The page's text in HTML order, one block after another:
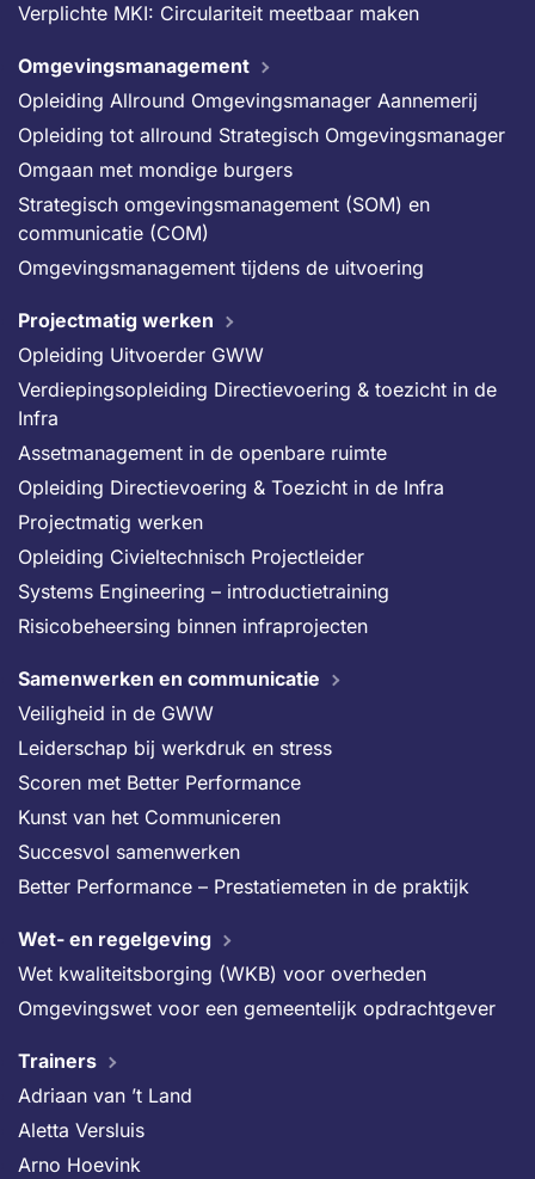
Verplichte MKI: Circulariteit meetbaar maken
Omgevingsmanagement
Opleiding Allround Omgevingsmanager Aannemerij
Opleiding tot allround Strategisch Omgevingsmanager
Omgaan met mondige burgers
Strategisch omgevingsmanagement (SOM) en
communicatie (COM)
Omgevingsmanagement tijdens de uitvoering
Projectmatig werken
Opleiding Uitvoerder GWW
Verdiepingsopleiding Directievoering & toezicht in de
Infra
Assetmanagement in de openbare ruimte
Opleiding Directievoering & Toezicht in de Infra
Projectmatig werken
Opleiding Civieltechnisch Projectleider
Systems Engineering – introductietraining
Risicobeheersing binnen infraprojecten
Samenwerken en communicatie
Veiligheid in de GWW
Leiderschap bij werkdruk en stress
Scoren met Better Performance
Kunst van het Communiceren
Succesvol samenwerken
Better Performance – Prestatiemeten in de praktijk
Wet- en regelgeving
Wet kwaliteitsborging (WKB) voor overheden
Omgevingswet voor een gemeentelijk opdrachtgever
Trainers
Adriaan van ’t Land
Aletta Versluis
Arno Hoevink